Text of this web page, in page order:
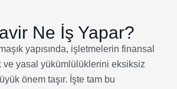
Ne İş Yapar?
yapısında, işletmelerin finansal
ve yasal yükümlülüklerini eksiksiz
önem taşır. İşte tam bu